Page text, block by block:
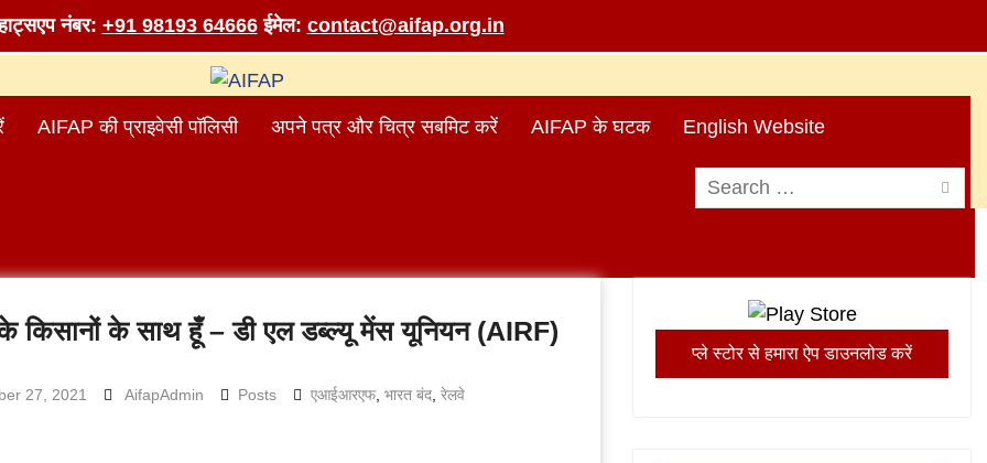
नंबर: +91 98193 64666 ईमेल: contact@aifap.org.in
AIFAP की प्राइवेसी पॉलिसी अपने पत्र और चित्र सबमिट करें AIFAP के घटक English Website
Search
for:
किसानों के साथ हूँ – डी एल डब्ल्यू मेंस यूनियन (AIRF)
27, 2021 AifapAdmin Posts एआईआरएफ, भारत बंद रेलवे
प्ले स्टोर से हमारा ऐप डाउनलोड करें